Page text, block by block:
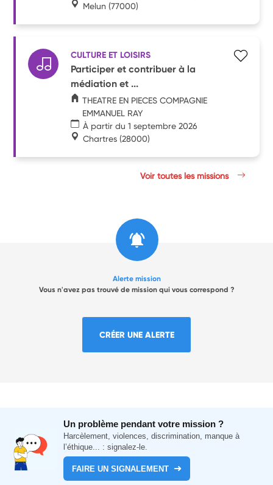
Melun (77000)
CULTURE ET LOISIRS
Participer et contribuer à la
médiation et ...
THEATRE EN PIECES COMPAGNIE
EMMANUEL RAY
À partir du 1 septembre 2026
Chartres (28000)
Voir toutes les missions
Alerte mission
Vous n'avez pas trouvé de mission qui vous correspond ?
CRÉER UNE ALERTE
Un problème pendant votre mission ?
Harcèlement, violences, discrimination, manque à
l’éthique... : signalez-le.
FAIRE UN SIGNALEMENT